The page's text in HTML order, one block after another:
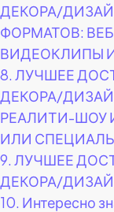
ДЕКОРА/
ФОРМАТОВ:
ВИДЕОКЛИПЫ
8. ЛУЧШЕЕ
ДЕКОРА/
РЕАЛИТИ-ШОУ
ИЛИ
9. ЛУЧШЕЕ
ДЕКОРА/
10. Интересно